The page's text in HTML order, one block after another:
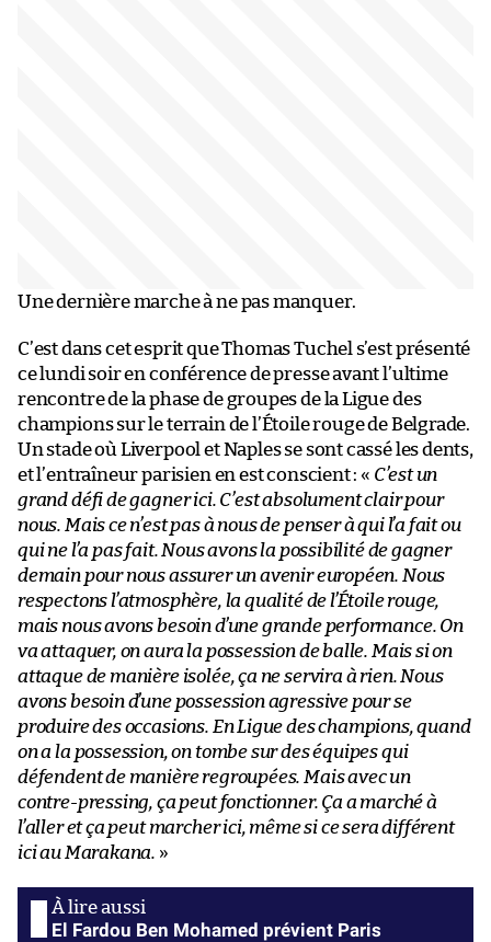
Une dernière marche à ne pas manquer.
C’est dans cet esprit que Thomas Tuchel s’est présenté
ce lundi soir en conférence de presse avant l’ultime
rencontre de la phase de groupes de la Ligue des
champions sur le terrain de l’Étoile rouge de Belgrade.
Un stade où Liverpool et Naples se sont cassé les dents,
et l’entraîneur parisien en est conscient : « C’est un
grand défi de gagner ici. C’est absolument clair pour
nous. Mais ce n’est pas à nous de penser à qui l’a fait ou
qui ne l’a pas fait. Nous avons la possibilité de gagner
demain pour nous assurer un avenir européen. Nous
respectons l’atmosphère, la qualité de l’Étoile rouge,
mais nous avons besoin d’une grande performance. On
va attaquer, on aura la possession de balle. Mais si on
attaque de manière isolée, ça ne servira à rien. Nous
avons besoin d’une possession agressive pour se
produire des occasions. En Ligue des champions, quand
on a la possession, on tombe sur des équipes qui
défendent de manière regroupées. Mais avec un
contre-pressing, ça peut fonctionner. Ça a marché à
l’aller et ça peut marcher ici, même si ce sera différent
ici au Marakana. »
El Fardou Ben Mohamed prévient Paris